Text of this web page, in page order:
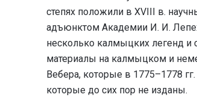
степях положили в XVIII в.
адъюнктом Академии И. И.
несколько калмыцких легенд
материалы на калмыцком и
Вебера, которые в 1775–1778
которые до сих пор не изданы.